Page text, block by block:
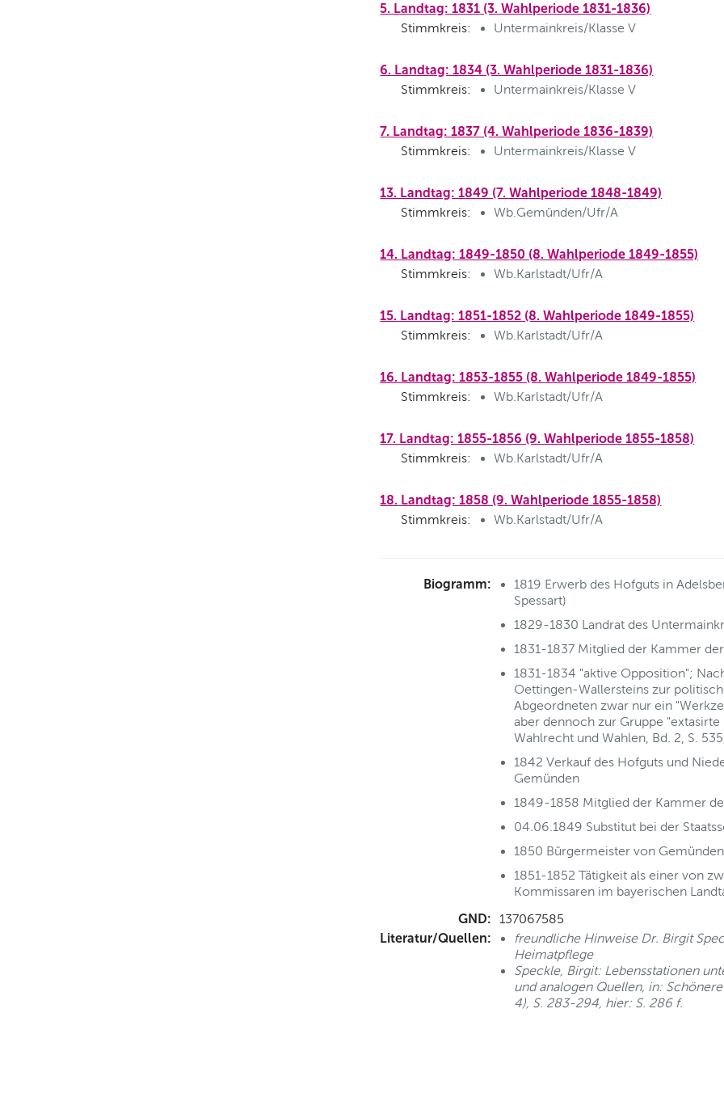
5. Landtag: 1831 (3. Wahlperiode 1831-1836)
Stimmkreis: Untermainkreis/Klasse V
6. Landtag: 1834 (3. Wahlperiode 1831-1836)
Stimmkreis: Untermainkreis/Klasse V
7. Landtag: 1837 (4. Wahlperiode 1836-1839)
Stimmkreis: Untermainkreis/Klasse V
13. Landtag: 1849 (7. Wahlperiode 1848-1849)
Stimmkreis: Wb.Gemünden/Ufr/A
14. Landtag: 1849-1850 (8. Wahlperiode 1849-1855)
Stimmkreis: Wb.Karlstadt/Ufr/A
15. Landtag: 1851-1852 (8. Wahlperiode 1849-1855)
Stimmkreis: Wb.Karlstadt/Ufr/A
16. Landtag: 1853-1855 (8. Wahlperiode 1849-1855)
Stimmkreis: Wb.Karlstadt/Ufr/A
17. Landtag: 1855-1856 (9. Wahlperiode 1855-1858)
Stimmkreis: Wb.Karlstadt/Ufr/A
18. Landtag: 1858 (9. Wahlperiode 1855-1858)
Stimmkreis: Wb.Karlstadt/Ufr/A
Biogramm:
1819 Erwerb des Hofguts in
Spessart)
1829-1830 Landrat des
1831-1837 Mitglied der Kammer
1831-1834 "aktive Opposition";
Oettingen-Wallersteins zur
Abgeordneten zwar nur ein
aber dennoch zur Gruppe "extasirte
Wahlrecht und Wahlen, Bd. 2, S.
1842 Verkauf des Hofguts und
Gemünden
1849-1858 Mitglied der Kammer
04.06.1849 Substitut bei der
1850 Bürgermeister von Gemünden
1851-1852 Tätigkeit als einer von
Kommissaren im bayerischen
GND: 137067585
Literatur/Quellen:
freundliche Hinweise Dr. Birgit
Heimatpflege
Speckle, Birgit: Lebensstationen
und analogen Quellen, in:
4), S. 283-294, hier: S. 286 f.